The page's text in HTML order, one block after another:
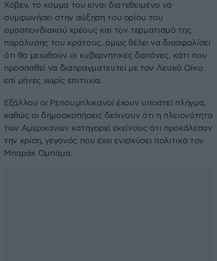
Χόβεν, το κόμμα του είναι διατεθειμένο να
συμφωνήσει στην αύξηση του ορίου του
ομοσπονδιακού χρέους και τον τερματισμό της
παράλυσης του κράτους, όμως θέλει να διασφαλίσει
ότι θα μειωθούν οι κυβερνητικές δαπάνες, κάτι που
προσπαθεί να διαπραγματευτεί με τον Λευκό Οίκο
επί μήνες χωρίς επιτυχία.
Εξάλλου οι Ρεπουμπλικανοί έχουν υποστεί πλήγμα,
καθώς οι δημοσκοπήσεις δείχνουν ότι η πλειονότητα
των Αμερικανών κατηγορεί εκείνους ότι προκάλεσαν
την κρίση, γεγονός που έχει ενισχύσει πολιτικά τον
Μπαράκ Ομπάμα.